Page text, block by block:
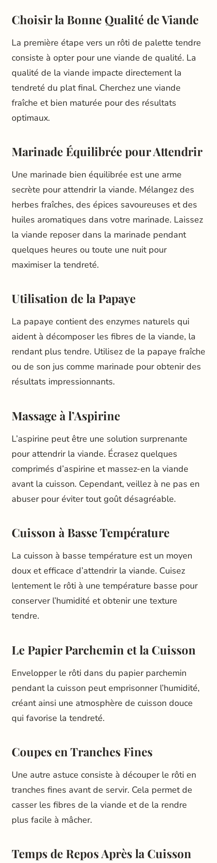
Choisir la Bonne Qualité de Viande
La première étape vers un rôti de palette tendre
consiste à opter pour une viande de qualité. La
qualité de la viande impacte directement la
tendreté du plat final. Cherchez une viande
fraîche et bien maturée pour des résultats
optimaux.
Marinade Équilibrée pour Attendrir
Une marinade bien équilibrée est une arme
secrète pour attendrir la viande. Mélangez des
herbes fraîches, des épices savoureuses et des
huiles aromatiques dans votre marinade. Laissez
la viande reposer dans la marinade pendant
quelques heures ou toute une nuit pour
maximiser la tendreté.
Utilisation de la Papaye
La papaye contient des enzymes naturels qui
aident à décomposer les fibres de la viande, la
rendant plus tendre. Utilisez de la papaye fraîche
ou de son jus comme marinade pour obtenir des
résultats impressionnants.
Massage à l’Aspirine
L’aspirine peut être une solution surprenante
pour attendrir la viande. Écrasez quelques
comprimés d’aspirine et massez-en la viande
avant la cuisson. Cependant, veillez à ne pas en
abuser pour éviter tout goût désagréable.
Cuisson à Basse Température
La cuisson à basse température est un moyen
doux et efficace d’attendrir la viande. Cuisez
lentement le rôti à une température basse pour
conserver l’humidité et obtenir une texture
tendre.
Le Papier Parchemin et la Cuisson
Envelopper le rôti dans du papier parchemin
pendant la cuisson peut emprisonner l’humidité,
créant ainsi une atmosphère de cuisson douce
qui favorise la tendreté.
Coupes en Tranches Fines
Une autre astuce consiste à découper le rôti en
tranches fines avant de servir. Cela permet de
casser les fibres de la viande et de la rendre
plus facile à mâcher.
Temps de Repos Après la Cuisson